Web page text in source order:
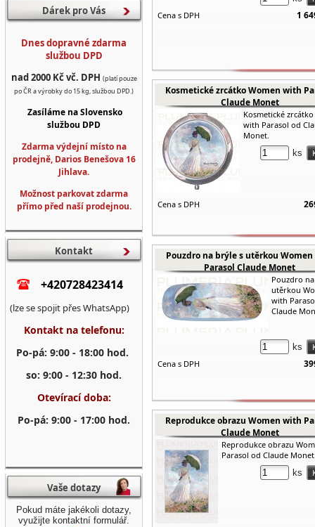
Cena s DPH
1
Kosmetické zrcátko Women with
Claude Monet
Kosmetické
with Parasol od
Monet.
ks
Cena s DPH
Pouzdro na brýle s utěrkou
Parasol Claude Monet
Pouzdro
utěrkou
with
Claude
ks
Cena s DPH
Reprodukce obrazu Women with
Claude Monet
Reprodukce obrazu
Parasol od Claude
ks
Dárek pro Vás
Dnes dopravné zdarma
službou DPD
nad 2000 Kč vč. DPH (platí pouze
po ČR a výrobky do 15 kg, službou DPD.)
Zasíláme na Slovensko
službou DPD
Zdarma výdejní místo na
prodejně, Darios Benešova 16
Jihlava.
Možnost parkovat zdarma
přímo před naší prodejnou.
Kontakt
+420728423414
(lze se spojit přes WhatsApp)
Kontakt na telefonu:
Po-pá: 9:00 - 18:00 hod.
so: 9:00 - 12:30 hod.
Otevírací doba:
Po-pá: 9:00 - 17:00 hod.
Vaše dotazy
Pokud máte jakékoli dotazy,
využijte kontaktní formulář.